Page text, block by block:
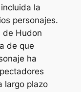
la
personajes.
de Hudon
de que
ha
largo plazo